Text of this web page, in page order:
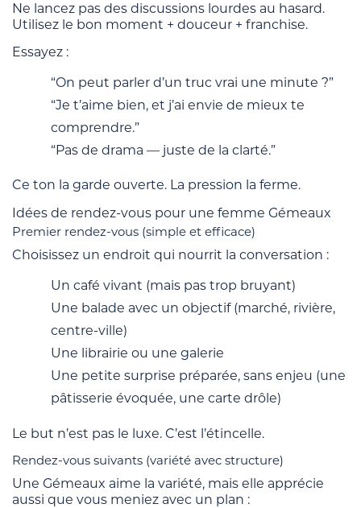
Ne lancez pas des discussions lourdes au hasard.
Utilisez le bon moment + douceur + franchise.
Essayez :
“On peut parler d’un truc vrai une minute ?”
“Je t’aime bien, et j’ai envie de mieux te
comprendre.”
“Pas de drama — juste de la clarté.”
Ce ton la garde ouverte. La pression la ferme.
Idées de rendez-vous pour une femme Gémeaux
Premier rendez-vous (simple et efficace)
Choisissez un endroit qui nourrit la conversation :
Un café vivant (mais pas trop bruyant)
Une balade avec un objectif (marché, rivière,
centre-ville)
Une librairie ou une galerie
Une petite surprise préparée, sans enjeu (une
pâtisserie évoquée, une carte drôle)
Le but n’est pas le luxe. C’est l’étincelle.
Rendez-vous suivants (variété avec structure)
Une Gémeaux aime la variété, mais elle apprécie
aussi que vous meniez avec un plan :